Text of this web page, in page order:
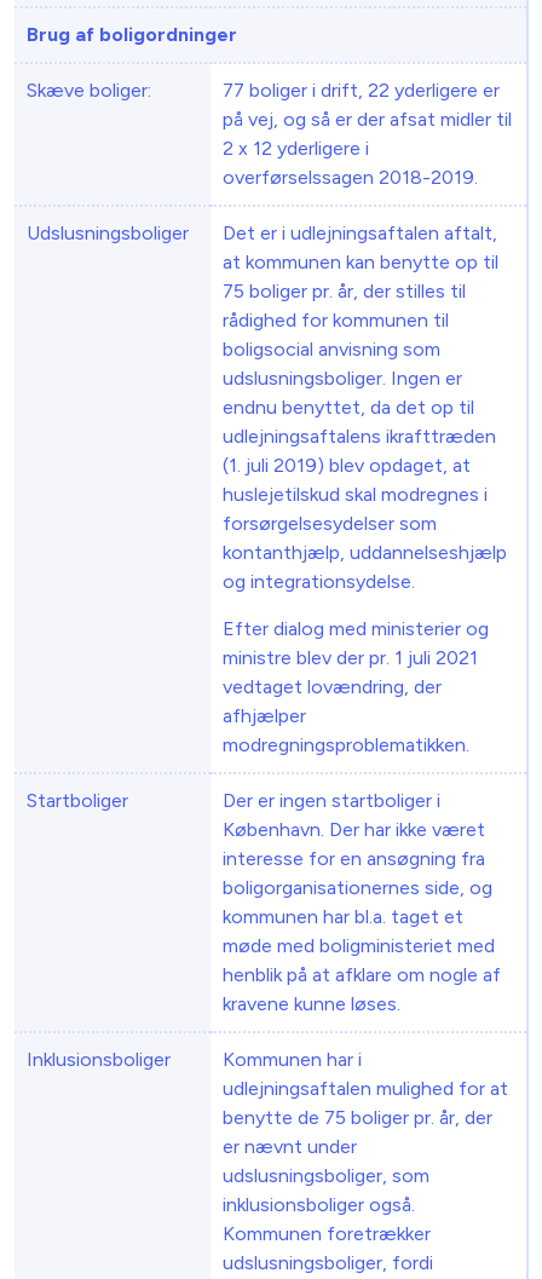
Brug af boligordninger
Skæve boliger:
77 boliger i drift, 22 yderligere er
på vej, og så er der afsat midler til
2 x 12 yderligere i
overførselssagen 2018-2019.
Udslusningsboliger
Det er i udlejningsaftalen aftalt,
at kommunen kan benytte op til
75 boliger pr. år, der stilles til
rådighed for kommunen til
boligsocial anvisning som
udslusningsboliger. Ingen er
endnu benyttet, da det op til
udlejningsaftalens ikrafttræden
(1. juli 2019) blev opdaget, at
husleje­tilskud skal modregnes i
forsørgelsesydelser som
kontanthjælp, uddan­nelseshjælp
og integrationsydelse.
Efter dialog med ministerier og
ministre blev der pr. 1 juli 2021
vedtaget lovændring, der
afhjælper
modregningsproblematikken.
Startboliger
Der er ingen startboliger i
København. Der har ikke været
interesse for en ansøgning fra
boligorganisationernes side, og
kommunen har bl.a. taget et
møde med boligministeriet med
henblik på at afklare om nogle af
kravene kunne løses.
Inklusionsboliger
Kommunen har i
udlejningsaftalen mulighed for at
benytte de 75 boliger pr. år, der
er nævnt under
udslusningsboliger, som
inklusionsboliger også.
Kommunen foretrækker
udslusningsboliger, fordi